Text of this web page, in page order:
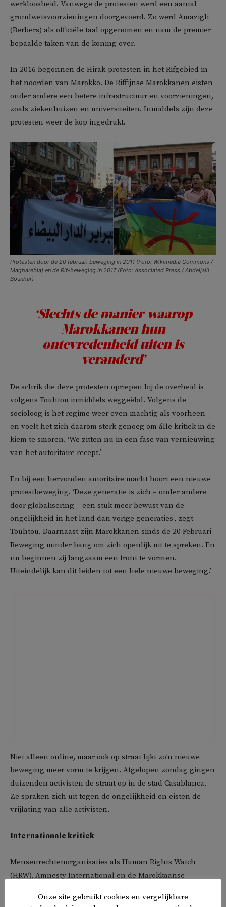
werkloosheid. Vanwege de protesten werd een aantal
grondwetsvoorzieningen doorgevoerd. Zo werd Amazigh
(Berbers) als officiële taal opgenomen en nam de premier
bepaalde taken van de koning over.
In 2016 begonnen de Hirak-protesten in het Rifgebied in
het noorden van Marokko. De Riffijnse Marokkanen eisten
onder andere een betere infrastructuur en voorzieningen,
zoals ziekenhuizen en universiteiten. Inmiddels zijn deze
protesten weer de kop ingedrukt.
Protesten door de 20 februari beweging in 2011 (Foto: Wikimedia Commons /
Magharebia) en de Rif-beweging in 2017 (Foto: Associated Press / Abdeljalil
Bounhar)
‘Slechts de manier waarop
Marokkanen hun
ontevredenheid uiten is
veranderd’
De schrik die deze protesten opriepen bij de overheid is
volgens Touhtou inmiddels weggeëbd. Volgens de
socioloog is het regime weer even machtig als voorheen
en voelt het zich daarom sterk genoeg om álle kritiek in de
kiem te smoren. ‘We zitten nu in een fase van vernieuwing
van het autoritaire recept.’
En bij een hervonden autoritaire macht hoort een nieuwe
protestbeweging. ‘Deze generatie is zich – onder andere
door globalisering – een stuk meer bewust van de
ongelijkheid in het land dan vorige generaties’, zegt
Touhtou. Daarnaast zijn Marokkanen sinds de 20 Februari
Beweging minder bang om zich openlijk uit te spreken. En
nu beginnen zij langzaam een front te vormen.
Uiteindelijk kan dit leiden tot een hele nieuwe beweging.’
Niet alleen online, maar ook op straat lijkt zo’n nieuwe
beweging meer vorm te krijgen. Afgelopen zondag gingen
duizenden activisten de straat op in de stad Casablanca.
Ze spraken zich uit tegen de ongelijkheid en eisten de
vrijlating van alle activisten.
Internationale kritiek
Mensenrechtenorganisaties als Human Rights Watch
(HRW), Amnesty International en de Marokkaanse
autoriteiten op de Marokkanen vrij te laten. ‘Het aantal
Onze site gebruikt cookies en vergelijkbare